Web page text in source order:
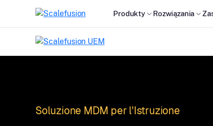
Produkty Rozwiązania
Soluzione MDM per l'Istruzione